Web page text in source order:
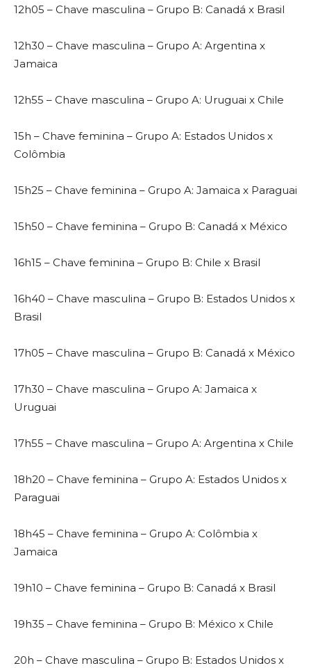
12h05 – Chave masculina – Grupo B: Canadá x Brasil
12h30 – Chave masculina – Grupo A: Argentina x
Jamaica
12h55 – Chave masculina – Grupo A: Uruguai x Chile
15h – Chave feminina – Grupo A: Estados Unidos x
Colômbia
15h25 – Chave feminina – Grupo A: Jamaica x Paraguai
15h50 – Chave feminina – Grupo B: Canadá x México
16h15 – Chave feminina – Grupo B: Chile x Brasil
16h40 – Chave masculina – Grupo B: Estados Unidos x
Brasil
17h05 – Chave masculina – Grupo B: Canadá x México
17h30 – Chave masculina – Grupo A: Jamaica x
Uruguai
17h55 – Chave masculina – Grupo A: Argentina x Chile
18h20 – Chave feminina – Grupo A: Estados Unidos x
Paraguai
18h45 – Chave feminina – Grupo A: Colômbia x
Jamaica
19h10 – Chave feminina – Grupo B: Canadá x Brasil
19h35 – Chave feminina – Grupo B: México x Chile
20h – Chave masculina – Grupo B: Estados Unidos x